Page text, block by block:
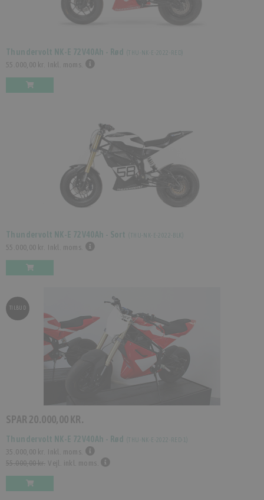
Thundervolt NK-E 72V40Ah - Rød THU-NK-E-2022-RED
55.000,00 kr. Inkl. moms.
Thundervolt NK-E 72V40Ah - Sort ( THU-NK-E-2022-BLK
55.000,00 kr. Inkl. moms.
TILBUD
SPAR 20.000,00 KR.
Thundervolt NK-E 72V40Ah - Rød ( THU-NK-E-2022-RED-1
35.000,00 kr.
Inkl. moms.
55.000,00 kr. Vejl. inkl. moms.